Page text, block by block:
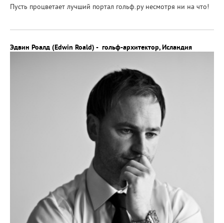
Пусть процветает лучший портал гольф.ру несмотря ни на что!
Эдвин Роалд (Edwin Roald) - гольф-архитектор, Исландия